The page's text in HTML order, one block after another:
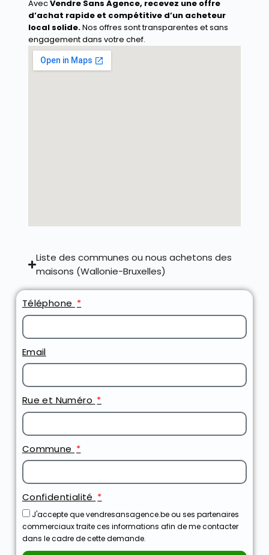
AvecVendre Sans Agence, recevez une offre
d’achat rapide et compétitive d’un acheteur
local solide.Nos offres sont transparentes et sans
engagement dans votre chef.
Liste des communes ou nous achetons des
maisons (Wallonie-Bruxelles)
Téléphone
Email
Rue et Numéro
Commune
Confidentialité
J'accepte que vendresansagence.be ou ses partenaires
commerciaux traite ces informations afin de me contacter
dans le cadre de cette demande.